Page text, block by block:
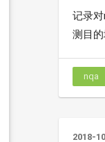
记录
测目
nqa
2018-